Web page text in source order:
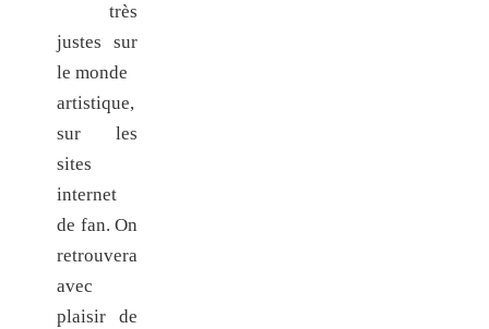
très
justes sur
le monde
artistique,
sur les
sites
internet
de fan. On
retrouvera
avec
plaisir de